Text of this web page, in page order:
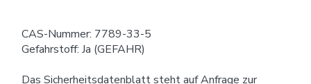
CAS-Nummer: 7789-33-5
Gefahrstoff: Ja (GEFAHR)
Das Sicherheitsdatenblatt steht auf Anfrage zur